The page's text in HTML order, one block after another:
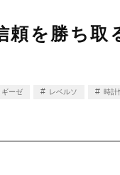
を勝ち取
ギーゼ レベルソ 時計